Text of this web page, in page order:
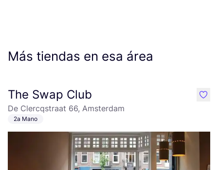
Más tiendas en esa área
The Swap Club
De Clercqstraat 66, Amsterdam
2a Mano
like